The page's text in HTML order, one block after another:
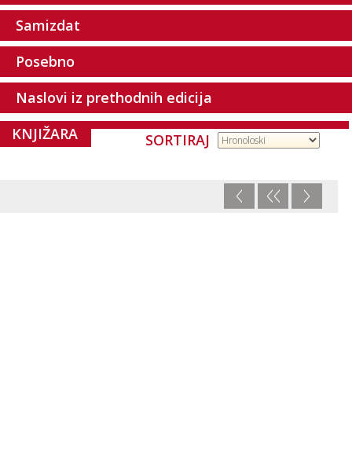
Samizdat
Posebno
Naslovi iz prethodnih edicija
SORTIRAJ
KNJIŽARA
< << >